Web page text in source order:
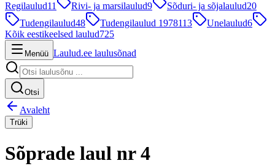
Regilaulud11 Rivi- ja marsilaulud9 Sõduri- ja sõjalaulud20
Tudengilaulud48 Tudengilaulud 1978113 Unelaulud6
Kõik eestikeelsed laulud725
Menüü Laulud.ee laulusõnad
Otsi
Avaleht
Trüki
Sõprade laul nr 4